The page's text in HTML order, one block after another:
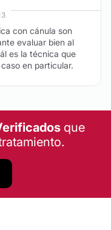
con cánula son
evaluar bien al
es la técnica que
en particular.
que